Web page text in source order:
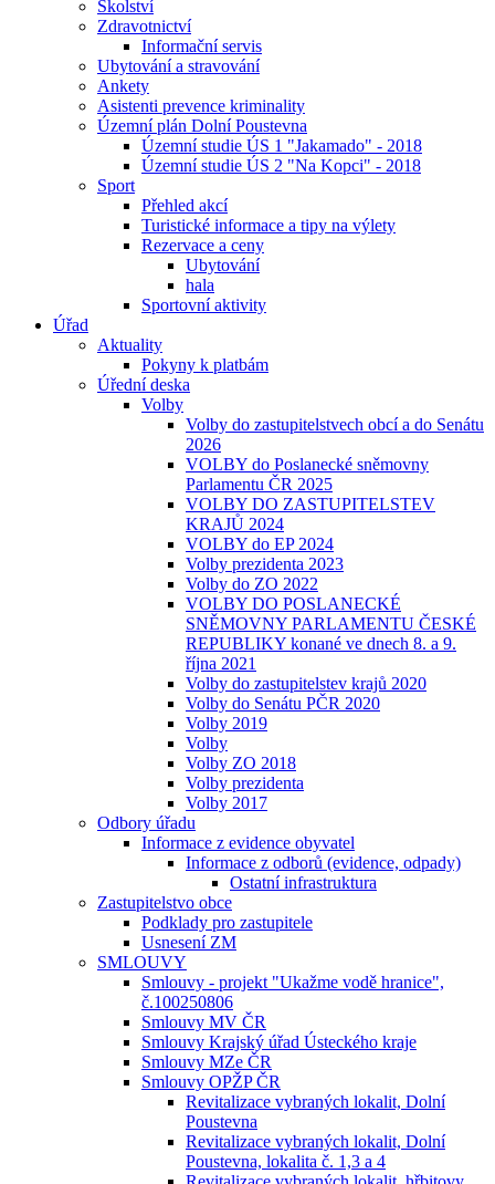
Školství
Zdravotnictví
Informační servis
Ubytování a stravování
Ankety
Asistenti prevence kriminality
Územní plán Dolní Poustevna
Územní studie ÚS 1 "Jakamado" - 2018
Územní studie ÚS 2 "Na Kopci" - 2018
Sport
Přehled akcí
Turistické informace a tipy na výlety
Rezervace a ceny
Ubytování
hala
Sportovní aktivity
Úřad
Aktuality
Pokyny k platbám
Úřední deska
Volby
Volby do zastupitelstvech obcí a do Senátu
2026
VOLBY do Poslanecké sněmovny
Parlamentu ČR 2025
VOLBY DO ZASTUPITELSTEV
KRAJŮ 2024
VOLBY do EP 2024
Volby prezidenta 2023
Volby do ZO 2022
VOLBY DO POSLANECKÉ
SNĚMOVNY PARLAMENTU ČESKÉ
REPUBLIKY konané ve dnech 8. a 9.
října 2021
Volby do zastupitelstev krajů 2020
Volby do Senátu PČR 2020
Volby 2019
Volby
Volby ZO 2018
Volby prezidenta
Volby 2017
Odbory úřadu
Informace z evidence obyvatel
Informace z odborů (evidence, odpady)
Ostatní infrastruktura
Zastupitelstvo obce
Podklady pro zastupitele
Usnesení ZM
SMLOUVY
Smlouvy - projekt "Ukažme vodě hranice",
č.100250806
Smlouvy MV ČR
Smlouvy Krajský úřad Ústeckého kraje
Smlouvy MZe ČR
Smlouvy OPŽP ČR
Revitalizace vybraných lokalit, Dolní
Poustevna
Revitalizace vybraných lokalit, Dolní
Poustevna, lokalita č. 1,3 a 4